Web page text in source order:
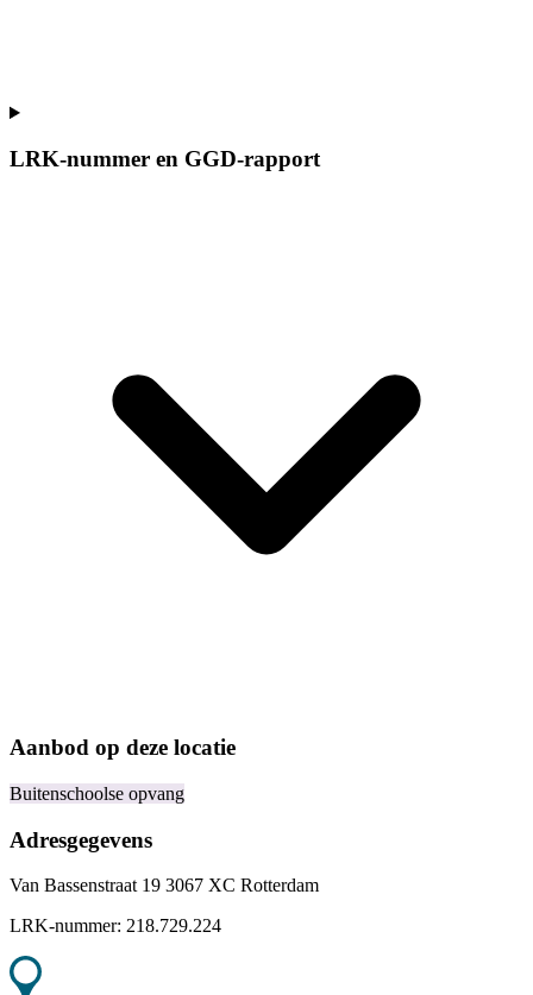
LRK-nummer en GGD-rapport
Aanbod op deze locatie
Buitenschoolse opvang
Adresgegevens
Van Bassenstraat 19 3067 XC Rotterdam
LRK-nummer: 218.729.224